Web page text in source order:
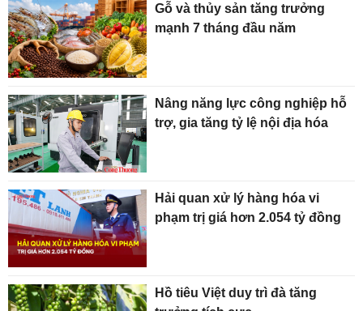
Gỗ và thủy sản tăng trưởng
mạnh 7 tháng đầu năm
Nâng năng lực công nghiệp hỗ
trợ, gia tăng tỷ lệ nội địa hóa
Hải quan xử lý hàng hóa vi
phạm trị giá hơn 2.054 tỷ đồng
Hồ tiêu Việt duy trì đà tăng